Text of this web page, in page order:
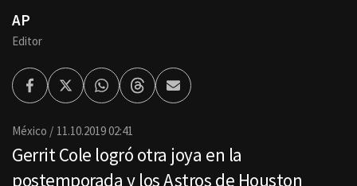
AP
Editor
FacebookTwitterWhatsappThreadsEnviar
por
México 11.10.2019 02:41
Gerrit Cole logró otra joya en la
postemporada y los Astros de Houston